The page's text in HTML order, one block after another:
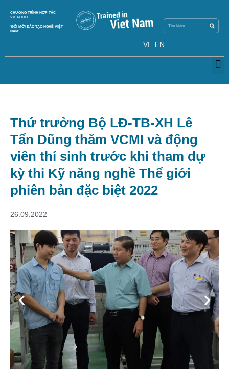
content
CHƯƠNG TRÌNH HỢP TÁC
VIỆT-ĐỨC
‘ĐỔI MỚI ĐÀO TẠO NGHỀ VIỆT
NAM’
VI EN
Thứ trưởng Bộ LĐ-TB-XH Lê
Tấn Dũng thăm VCMI và động
viên thí sinh trước khi tham dự
kỳ thi Kỹ năng nghề Thế giới
phiên bản đặc biệt 2022
26.09.2022